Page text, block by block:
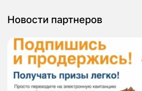
Новости партнеров